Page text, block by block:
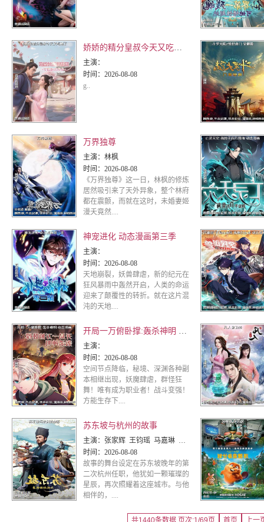
娇娇的精分皇叔今天又吃醋了
主演：
时间： 2026-08-08
g..
万界独尊
主演： 林枫
时间： 2026-08-08
《万界独尊》这一日，林枫的修炼
居然吸引来了天外异象，整个林府
都在震颤，而就在这时，未婚妻姬
漫夭竟然....
神宠进化 动态漫画第三季
主演：
时间： 2026-08-08
天地崩裂，妖兽肆虐，新的纪元在
狂风暴雨中轰然开启，人类的命运
迎来了颠覆性的转折。就在这片混
沌的天地....
开局一万俯卧撑:轰杀神明 动态漫画
主演：
时间： 2026-08-08
空间节点降临，秘境、深渊各种副
本相继出现，妖魔肆虐，群怪狂
舞！唯有成为职业者！战斗变强！
方能生存下....
苏东坡与杭州的故事
主演： 张家辉 王钧瑶 马嘉琳 戈昕宇 李雨泽 王诩 张加麒 苏阳林 司小幽 小五 顾炎 正正 王辅平 董灿
时间： 2026-08-08
故事的舞台设定在苏东坡晚年的第
二次杭州任职，他犹如一颗璀璨的
星辰，再次照耀着这座城市。与他
相伴的，....
共1440条数据 页次:1/69页 首页 上一